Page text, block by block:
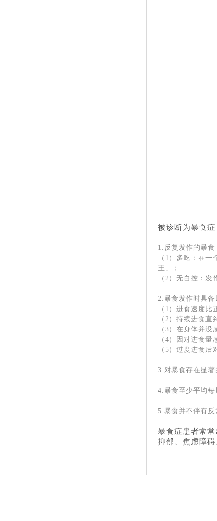
被诊断为暴食
1.反复发作的暴
（1）多吃：在
王」；
（2）无自控：
2.暴食发作时具
（1）进食速度比
（2）持续进食
（3）在身体并
（4）因对进食
（5）过度进食
3.对暴食存在显著
4.暴食至少平均
5.暴食并不伴有
暴食症患者常
抑郁、焦虑障碍